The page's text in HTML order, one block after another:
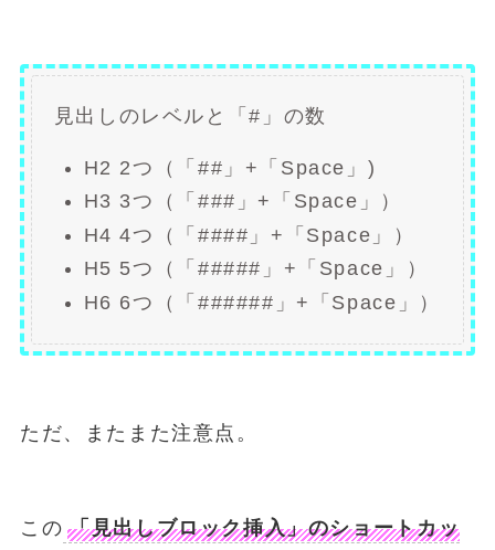
見出しのレベルと「#」の数
H2 2つ（「##」+「Space」)
H3 3つ（「###」+「Space」）
H4 4つ（「####」+「Space」）
H5 5つ（「#####」+「Space」）
H6 6つ（「######」+「Space」）
ただ、またまた注意点。
この 「見出しブロック挿入」のショートカッ